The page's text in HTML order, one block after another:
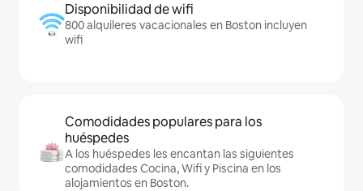
Disponibilidad de wifi
800 alquileres vacacionales en Boston incluyen
wifi
Comodidades populares para los
huéspedes
A los huéspedes les encantan las siguientes
comodidades Cocina, Wifi y Piscina en los
alojamientos en Boston.